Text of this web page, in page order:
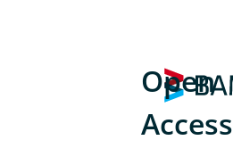
Open
Access